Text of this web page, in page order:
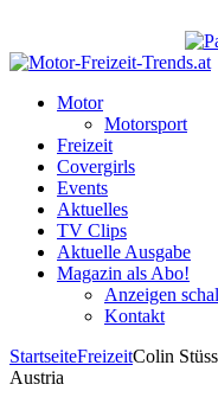
Motor
Motorsport
Freizeit
Covergirls
Events
Aktuelles
TV Clips
Aktuelle Ausgabe
Magazin als Abo!
Anzeigen
Kontakt
StartseiteFreizeitColin
Austria